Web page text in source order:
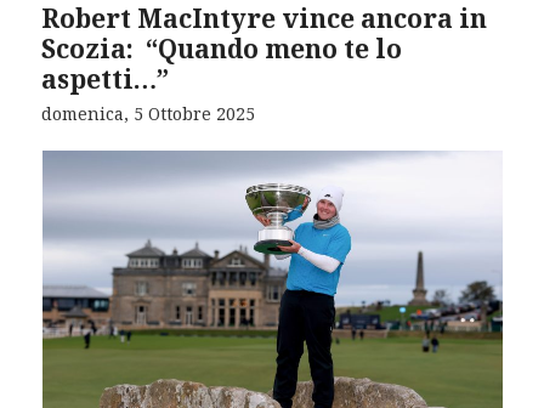
Robert MacIntyre vince ancora in
Scozia: “Quando meno te lo
aspetti…”
domenica, 5 Ottobre 2025